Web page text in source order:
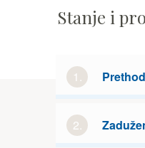
Stanje i
1.
2.